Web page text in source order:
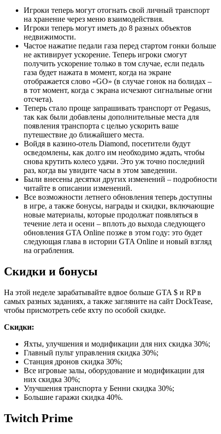
Игроки теперь могут отогнать свой личный транспорт
на хранение через меню взаимодействия.
Игроки теперь могут иметь до 8 разных объектов
недвижимости.
Частое нажатие педали газа перед стартом гонки больше
не активирует ускорение. Теперь игроки смогут
получить ускорение только в том случае, если педаль
газа будет нажата в момент, когда на экране
отображается слово «GO» (в случае гонок на болидах –
в тот момент, когда с экрана исчезают сигнальные огни
отсчета).
Теперь стало проще запрашивать транспорт от Pegasus,
так как были добавлены дополнительные места для
появления транспорта с целью ускорить ваше
путешествие до ближайшего места.
Войдя в казино-отель Diamond, посетители будут
осведомлены, как долго им необходимо ждать, чтобы
снова крутить колесо удачи. Это уж точно последний
раз, когда вы увидите часы в этом заведении.
Были внесены десятки других изменений – подробности
читайте в описании изменений.
Все возможности летнего обновления теперь доступны
в игре, а также бонусы, награды и скидки, включающие
новые материалы, которые продолжат появляться в
течение лета и осени – вплоть до выхода следующего
обновления GTA Online позже в этом году: это будет
следующая глава в истории GTA Online и новый взгляд
на ограбления.
Скидки и бонусы
На этой неделе зарабатывайте вдвое больше GTA $ и RP в
самых разных заданиях, а также загляните на сайт DockTease,
чтобы присмотреть себе яхту по особой скидке.
Скидки:
Яхты, улучшения и модификации для них скидка 30%;
Главный пульт управления скидка 30%;
Станция дронов скидка 30%;
Все игровые залы, оборудование и модификации для
них скидка 30%;
Улучшения транспорта у Бенни скидка 30%;
Большие гаражи скидка 40%.
Twitch Prime